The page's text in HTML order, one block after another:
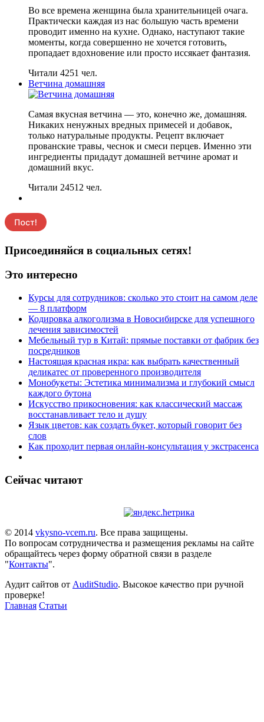
Во все времена женщина была хранительницей очага.
Практически каждая из нас большую часть времени
проводит именно на кухне. Однако, наступают такие
моменты, когда совершенно не хочется готовить,
пропадает вдохновение или просто иссякает фантазия.
Читали 4251 чел.
Ветчина домашняя
Самая вкусная ветчина — это, конечно же, домашняя.
Никаких ненужных вредных примесей и добавок,
только натуральные продукты. Рецепт включает
прованские травы, чеснок и смеси перцев. Именно эти
ингредиенты придадут домашней ветчине аромат и
домашний вкус.
Читали 24512 чел.
Присоединяйся в социальных сетях!
Это интересно
Курсы для сотрудников: сколько это стоит на самом деле
— 8 платформ
Кодировка алкоголизма в Новосибирске для успешного
лечения зависимостей
Мебельный тур в Китай: прямые поставки от фабрик без
посредников
Настоящая красная икра: как выбрать качественный
деликатес от проверенного производителя
Монобукеты: Эстетика минимализма и глубокий смысл
каждого бутона
Искусство прикосновения: как классический массаж
восстанавливает тело и душу
Язык цветов: как создать букет, который говорит без
слов
Как проходит первая онлайн-консультация у экстрасенса
Сейчас читают
© 2014 vkysno-vcem.ru. Все права защищены.
По вопросам сотрудничества и размещения рекламы на сайте
обращайтесь через форму обратной связи в разделе
"Контакты".
Аудит сайтов от AuditStudio. Высокое качество при ручной
проверке!
Главная Статьи